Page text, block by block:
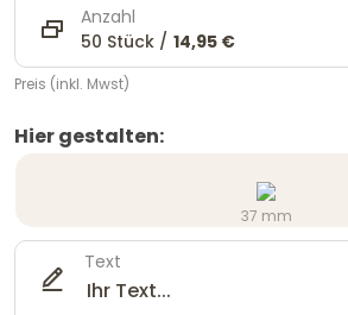
Anzahl
50 Stück / 14,95 €
Preis (inkl. Mwst)
Hier gestalten:
37 mm
Text